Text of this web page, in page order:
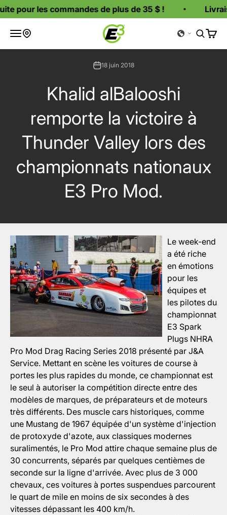
Passer au contenu
pour les commandes de plus de 35 $ !
Ouvrir la navigation
Où acheter
Bougies d'allumage E3 Ouvrir
Voir
18 juin 2018
Khalid alBalooshi
remporte la victoire à
Thunder Valley lors des
championnats nationaux
E3 Pro Mod.
Le week-end
a été riche
en émotions
pour les
équipes et
les pilotes du
championnat
E3 Spark
Plugs NHRA
Pro Mod Drag Racing Series 2018 présenté par J&A
Service. Mettant en scène les voitures de course à
portes les plus rapides du monde, ce championnat est
le seul à autoriser la compétition directe entre des
modèles de marques, de préparateurs et de moteurs
très différents. Des muscle cars historiques, comme
une Mustang de 1967 équipée d'un système d'injection
de protoxyde d'azote, aux classiques modernes
suralimentés, le Pro Mod attire chaque semaine plus de
30 concurrents, séparés par quelques centièmes de
seconde sur la ligne d'arrivée. Avec plus de 3 000
chevaux, ces voitures à portes suspendues parcourent
le quart de mile en moins de six secondes à des
vitesses dépassant les 400 km/h.